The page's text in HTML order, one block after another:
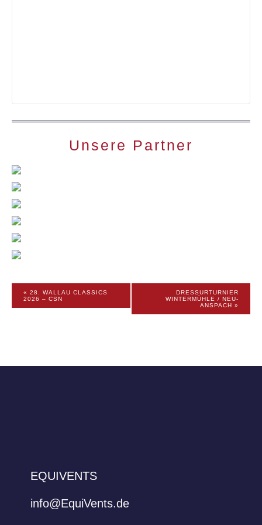
Unsere Partner
s
« 28. WALLAU CLASSICS
2026 – CSN
DRESSURTURNIER
WINTERMÜHLE / NEU-
ANSPACH »
EQUIVENTS
info@EquiVents.de